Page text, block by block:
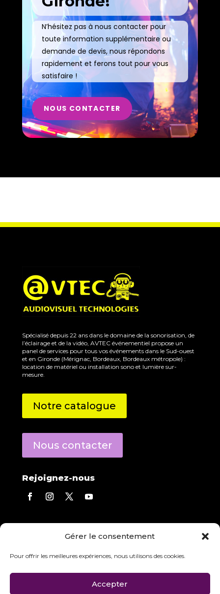
Gérer le consentement
Pour offrir les meilleures expériences, nous utilisons des cookies.
Accepter
N’hésitez pas à nous contacter pour
toute information supplémentaire ou
demande de devis, nous répondons
rapidement et ferons tout pour vous
satisfaire !
NOUS CONTACTER
Spécialisé depuis 22 ans dans le domaine de la sonorisation, de
l’éclairage et de la vidéo, AVTEC événementiel propose un
panel de services pour tous vos événements dans le Sud-ouest
et en Gironde (Mérignac, Bordeaux, Bordeaux métropole) :
location de matériel ou installation sono et lumière sur-
mesure.
Notre catalogue
Nous contacter
Rejoignez-nous
Eric Derecourtrépond à toutes vos questions.